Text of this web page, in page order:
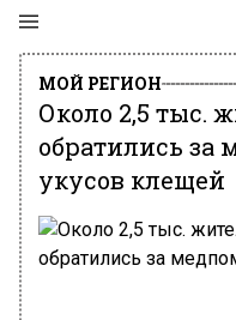
МОЙ РЕГИОН
Около 2,5 тыс.
обратились
укусов клещей